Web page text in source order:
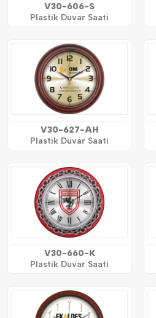
V30-606-S
Plastik Duvar Saati
V30-627-AH
Plastik Duvar Saati
V30-660-K
Plastik Duvar Saati